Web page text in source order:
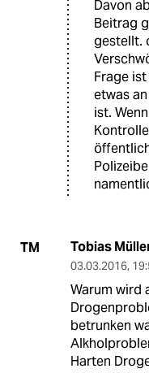
Davon
Beitrag
gestellt.
Frage
etwas
ist.
TM Tobias
03.03.2016,
Warum wird
betrunken
Harten